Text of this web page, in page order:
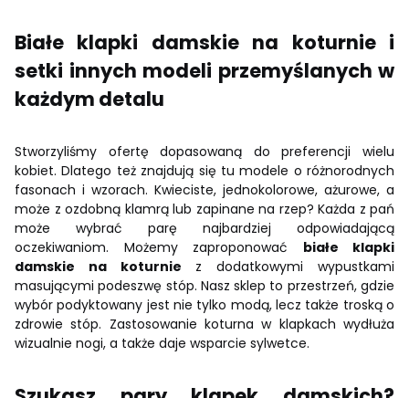
Białe klapki damskie na koturnie i
setki innych modeli przemyślanych w
każdym detalu
Stworzyliśmy ofertę dopasowaną do preferencji wielu
kobiet. Dlatego też znajdują się tu modele o różnorodnych
fasonach i wzorach. Kwieciste, jednokolorowe, ażurowe, a
może z ozdobną klamrą lub zapinane na rzep? Każda z pań
może wybrać parę najbardziej odpowiadającą
oczekiwaniom. Możemy zaproponować białe klapki
damskie na koturnie z dodatkowymi wypustkami
masującymi podeszwę stóp. Nasz sklep to przestrzeń, gdzie
wybór podyktowany jest nie tylko modą, lecz także troską o
zdrowie stóp. Zastosowanie koturna w klapkach wydłuża
wizualnie nogi, a także daje wsparcie sylwetce.